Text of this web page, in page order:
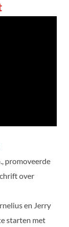
promoveerde
over
en Jerry
starten met